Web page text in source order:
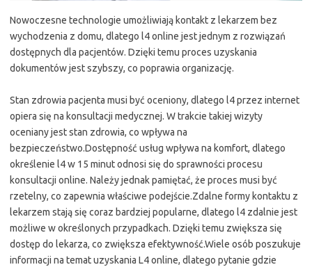
Nowoczesne technologie umożliwiają kontakt z lekarzem bez
wychodzenia z domu, dlatego l4 online jest jednym z rozwiązań
dostępnych dla pacjentów. Dzięki temu proces uzyskania
dokumentów jest szybszy, co poprawia organizację.
Stan zdrowia pacjenta musi być oceniony, dlatego l4 przez internet
opiera się na konsultacji medycznej. W trakcie takiej wizyty
oceniany jest stan zdrowia, co wpływa na
bezpieczeństwo.Dostępność usług wpływa na komfort, dlatego
określenie l4 w 15 minut odnosi się do sprawności procesu
konsultacji online. Należy jednak pamiętać, że proces musi być
rzetelny, co zapewnia właściwe podejście.Zdalne formy kontaktu z
lekarzem stają się coraz bardziej popularne, dlatego l4 zdalnie jest
możliwe w określonych przypadkach. Dzięki temu zwiększa się
dostęp do lekarza, co zwiększa efektywność.Wiele osób poszukuje
informacji na temat uzyskania L4 online, dlatego pytanie gdzie